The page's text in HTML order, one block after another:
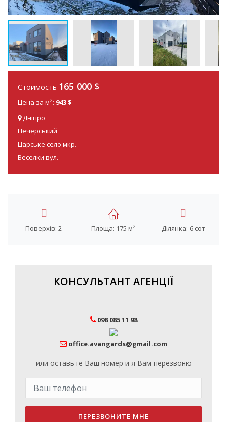
Стоимость 165 000 $
Цена за м2: 943 $
Дніпро
Печерський
Царське село мкр.
Веселки вул.
Поверхів: 2 Площа: 175 м2 Ділянка: 6 сот
КОНСУЛЬТАНТ АГЕНЦІЇ
098 085 11 98
office.avangards@gmail.com
или оставьте Ваш номер и я Вам перезвоню
ПЕРЕЗВОНИТЕ МНЕ